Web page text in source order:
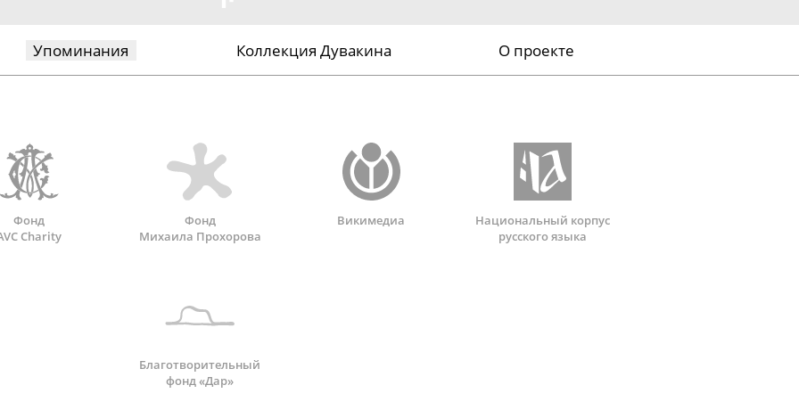
Упоминания Коллекция Дувакина О проекте
Фонд
Charity
Фонд
Михаила Прохорова
Викимедиа
Национальный корпус
русского языка
Благотворительный
фонд «Дар»